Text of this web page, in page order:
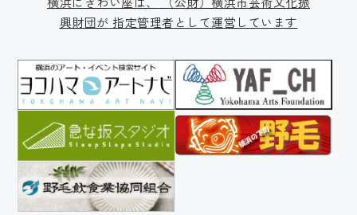
興財団が 指定管理者として運営しています